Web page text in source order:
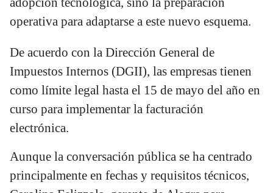
operativa para adaptarse a este nuevo esquema.
De acuerdo con la Dirección General de
Impuestos Internos (DGII), las empresas tienen
como límite legal hasta el 15 de mayo del año en
curso para implementar la facturación
electrónica.
Aunque la conversación pública se ha centrado
principalmente en fechas y requisitos técnicos,